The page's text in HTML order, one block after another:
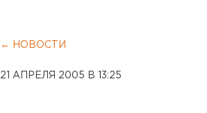
← НОВОСТИ
21 АПРЕЛЯ 2005 В 13:25